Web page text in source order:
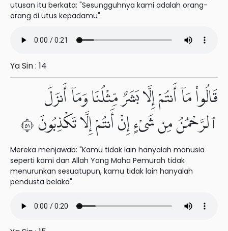
utusan itu berkata: "Sesungguhnya kami adalah orang-
orang di utus kepadamu".
Ya Sin : 14
قَالُوا۟ مَآ أَنتُمْ إِلَّا بَشَرٌ مِّثْلُنَا وَمَآ أَنزَلَ
ٱلرَّحْمَٰنُ مِن شَىْءٍ إِنْ أَنتُمْ إِلَّا تَكْذِبُونَ ١٥
Mereka menjawab: "Kamu tidak lain hanyalah manusia
seperti kami dan Allah Yang Maha Pemurah tidak
menurunkan sesuatupun, kamu tidak lain hanyalah
pendusta belaka".